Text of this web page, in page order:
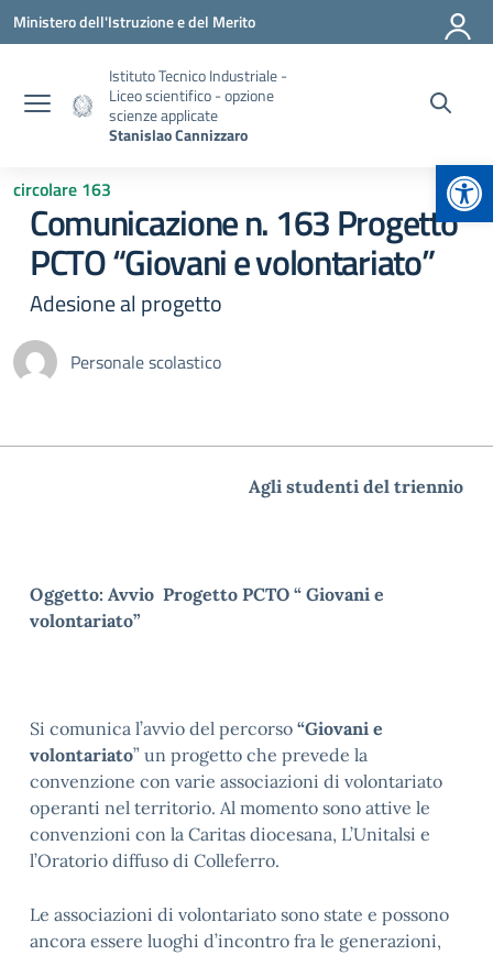
Vai ai contenuti
Vai al menu di navigazione
Vai al footer
Ministero dell'Istruzione e del Merito
Istituto Tecnico Industriale -
Liceo scientifico - opzione
scienze applicate
Stanislao Cannizzaro
circolare 163
Comunicazione n. 163 Progetto
PCTO “Giovani e volontariato”
Adesione al progetto
Personale scolastico
Agli studenti del triennio
Oggetto: Avvio Progetto PCTO “ Giovani e
volontariato”
Si comunica l’avvio del percorso “Giovani e
volontariato” un progetto che prevede la
convenzione con varie associazioni di volontariato
operanti nel territorio. Al momento sono attive le
convenzioni con la Caritas diocesana, L’Unitalsi e
l’Oratorio diffuso di Colleferro.
Le associazioni di volontariato sono state e possono
ancora essere luoghi d’incontro fra le generazioni,